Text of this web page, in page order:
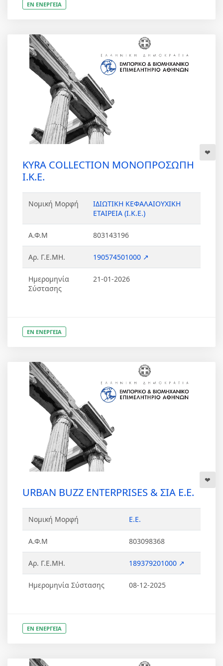
ΕΝ ΕΝΕΡΓΕΙΑ
KYRA COLLECTION ΜΟΝΟΠΡΟΣΩΠΗ
Ι.Κ.Ε.
Νομική Μορφή
ΙΔΙΩΤΙΚΗ ΚΕΦΑΛΑΙΟΥΧΙΚΗ
ΕΤΑΙΡΕΙΑ (Ι.Κ.Ε.)
Α.Φ.Μ 803143196
Αρ. Γ.Ε.ΜΗ. 190574501000 ↗
Ημερομηνία
Σύστασης
21-01-2026
ΕΝ ΕΝΕΡΓΕΙΑ
URBAN BUZZ ENTERPRISES & ΣΙΑ Ε.Ε.
Νομική Μορφή Ε.Ε.
Α.Φ.Μ 803098368
Αρ. Γ.Ε.ΜΗ. 189379201000 ↗
Ημερομηνία Σύστασης 08-12-2025
ΕΝ ΕΝΕΡΓΕΙΑ